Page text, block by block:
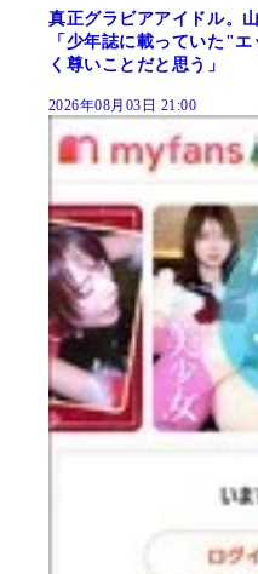
真正グラビアアイドル。
「少年誌に載っていた"
く尊いことだと思う」
2026年08月03日 21:00